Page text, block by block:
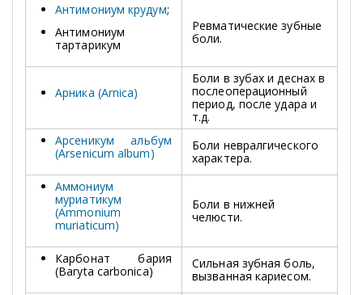
Антимониум крудум;
Антимониум
тартарикум
Ревматические зубные
боли.
Арника (Arnica)
Боли в зубах и деснах в
послеоперационный
период, после удара и
т.д.
Арсеникум альбум
(Arsenicum album)
Боли невралгического
характера.
Аммониум
муриатикум
(Ammonium
muriaticum)
Боли в нижней
челюсти.
Карбонат бария
(Baryta carbonica)
Сильная зубная боль,
вызванная кариесом.